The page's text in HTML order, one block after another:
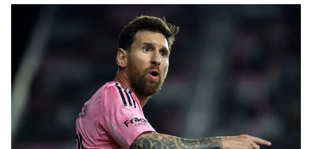
गैस सिलेंडर गुब्बारों की तरह हवा में उछल रहे थे
भयानक उठती आग की लपटों को देखकर लोग दहशत में
आ गए। यह दृश्य इतना भयानक था कि ब्लास्ट होते गैस
सिलेंडर गुब्बारों की तरह हवा में उछल रहे थे। इस डरावने
हादसे के बाद करीब दस किलोमीटर लंबा जाम लग गया।
पुलिस ने तत्काल प्रभाव से हाईवे का ट्रैफिक रोक दिया
और मौके पर भारी संख्या में पुलिसकर्मी तैनात किए गए।
RECOMMENDED STORIES